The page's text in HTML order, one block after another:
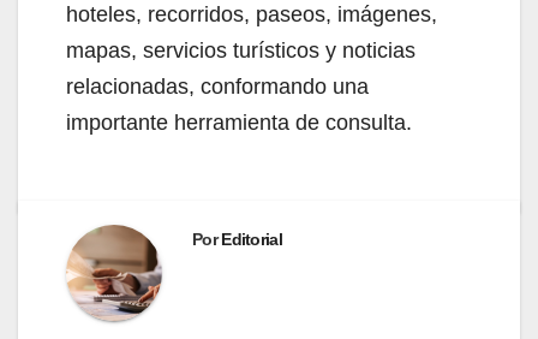
hoteles, recorridos, paseos, imágenes,
mapas, servicios turísticos y noticias
relacionadas, conformando una
importante herramienta de consulta.
PorEditorial